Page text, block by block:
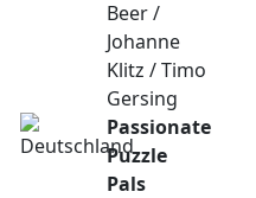
Beer /
Johanne
Klitz / Timo
Gersing
Passionate
Puzzle
Pals